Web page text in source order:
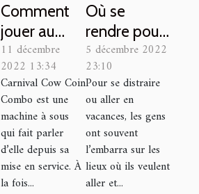
Comment
jouer au
Carnaval
Cow Coin
Combo ?
11 décembre
2022 13:34
Carnival Cow Coin
Combo est une
machine à sous
qui fait parler
d’elle depuis sa
mise en service. À
la fois...
Où se
rendre pour
un summer
camp et
pourquoi y
aller ?
5 décembre 2022
23:10
Pour se distraire
ou aller en
vacances, les gens
ont souvent
l’embarra sur les
lieux où ils veulent
aller et...